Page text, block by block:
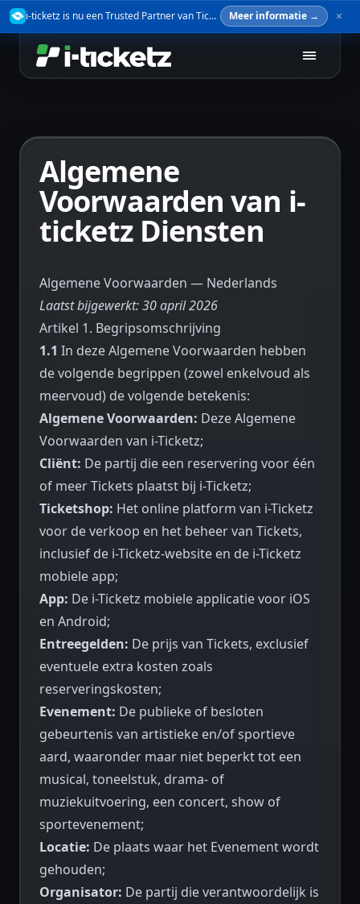
i-ticketz is nu een Trusted Partner van TicketSwap — verkoop je tickets veilig door. Meer informatie →
Algemene
Voorwaarden van i-
ticketz Diensten
Algemene Voorwaarden — Nederlands
Laatst bijgewerkt: 30 april 2026
Artikel 1. Begripsomschrijving
1.1 In deze Algemene Voorwaarden hebben
de volgende begrippen (zowel enkelvoud als
meervoud) de volgende betekenis:
Algemene Voorwaarden: Deze Algemene
Voorwaarden van i-Ticketz;
Cliënt: De partij die een reservering voor één
of meer Tickets plaatst bij i-Ticketz;
Ticketshop: Het online platform van i-Ticketz
voor de verkoop en het beheer van Tickets,
inclusief de i-Ticketz-website en de i-Ticketz
mobiele app;
App: De i-Ticketz mobiele applicatie voor iOS
en Android;
Entreegelden: De prijs van Tickets, exclusief
eventuele extra kosten zoals
reserveringskosten;
Evenement: De publieke of besloten
gebeurtenis van artistieke en/of sportieve
aard, waaronder maar niet beperkt tot een
musical, toneelstuk, drama- of
muziekuitvoering, een concert, show of
sportevenement;
Locatie: De plaats waar het Evenement wordt
gehouden;
Organisator: De partij die verantwoordelijk is